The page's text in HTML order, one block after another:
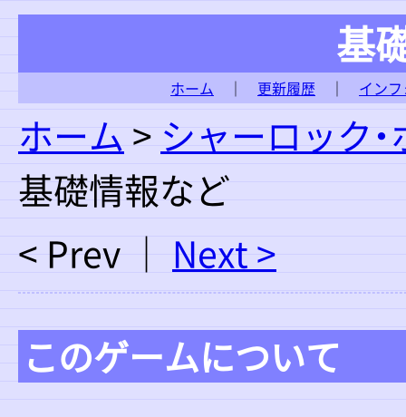
基
ホーム ｜ 更新履歴 ｜ イン
ホーム > シャーロック
基礎情報など
< Prev ｜ Next >
このゲームについて